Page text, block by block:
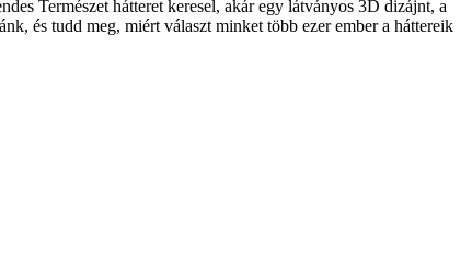
Természet hátteret keresel, akár egy látványos 3D dizájnt, a
és tudd meg, miért választ minket több ezer ember a háttereik